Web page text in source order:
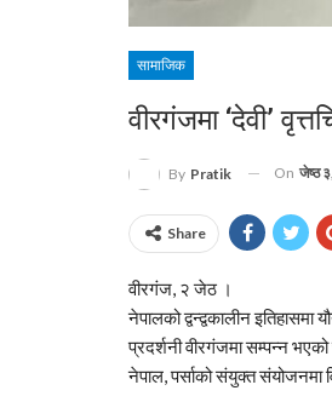
सामाजिक
वीरगंजमा ‘देवी’
By Pratik On जेष्ठ
Share
वीरगंज, २ जेठ ।
नेपालको द्वन्द्वकालीन इतिहासमा
प्रदर्शनी वीरगंजमा सम्पन्न
नेपाल, पर्साको संयुक्त संयोजनमा